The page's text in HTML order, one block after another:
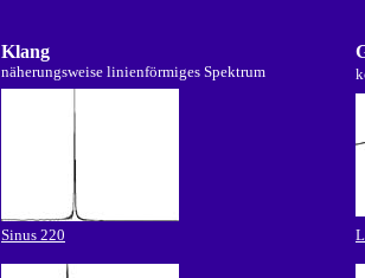
Klang
näherungsweise linienförmiges Spektrum
Sinus 220